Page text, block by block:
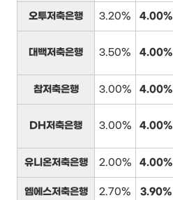
오투저축은행 3.20% 4.00%
대백저축은행 3.50% 4.00%
참저축은행 3.00% 4.00%
DH저축은행 3.00% 4.00%
유니온저축은행 2.00% 4.00%
엠에스저축은행 2.70% 3.90%